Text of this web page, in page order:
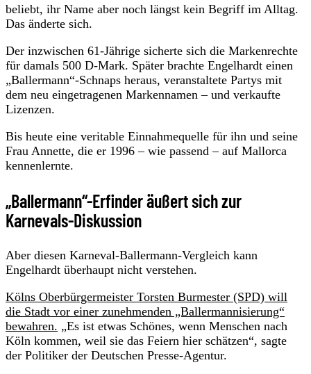
beliebt, ihr Name aber noch längst kein Begriff im Alltag.
Das änderte sich.
Der inzwischen 61-Jährige sicherte sich die Markenrechte
für damals 500 D-Mark. Später brachte Engelhardt einen
„Ballermann“-Schnaps heraus, veranstaltete Partys mit
dem neu eingetragenen Markennamen – und verkaufte
Lizenzen.
Bis heute eine veritable Einnahmequelle für ihn und seine
Frau Annette, die er 1996 – wie passend – auf Mallorca
kennenlernte.
„Ballermann“-Erfinder äußert sich zur
Karnevals-Diskussion
Aber diesen Karneval-Ballermann-Vergleich kann
Engelhardt überhaupt nicht verstehen.
Kölns Oberbürgermeister Torsten Burmester (SPD) will
die Stadt vor einer zunehmenden „Ballermannisierung“
bewahren. „Es ist etwas Schönes, wenn Menschen nach
Köln kommen, weil sie das Feiern hier schätzen“, sagte
der Politiker der Deutschen Presse-Agentur.